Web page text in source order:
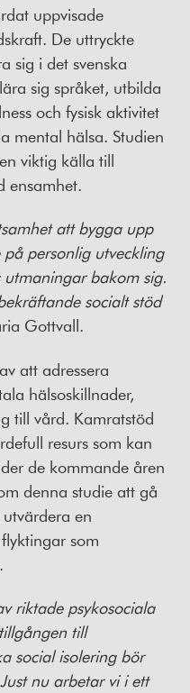
uppvisade
De uttryckte
sig i det svenska
sig språket, utbilda
och fysisk aktivitet
mental hälsa. Studien
viktig källa till
ensamhet.
att bygga upp
personlig utveckling
bakom sig.
socialt stöd
Gottvall.
att adressera
hälsoskillnader,
till vård. Kamratstöd
resurs som kan
de kommande åren
denna studie att gå
en
som
riktade psykosociala
till
social isolering bör
nu arbetar vi i ett